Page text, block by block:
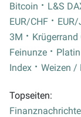
Bitcoin
L&S
EUR/CHF
3M
Feinunze
Index
Weizen /
Topseiten: